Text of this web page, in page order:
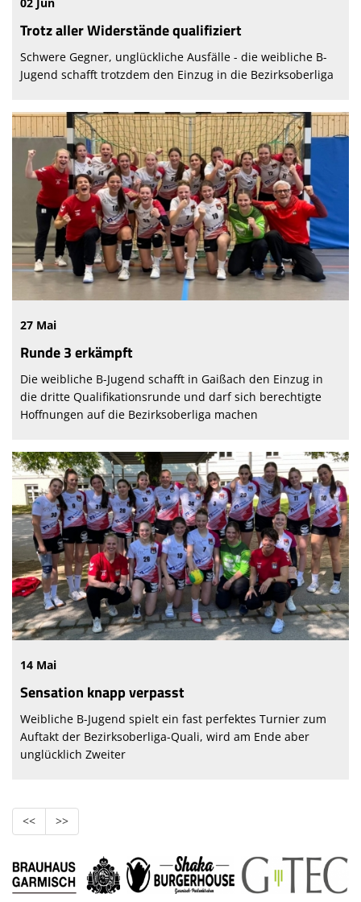
Trotz aller Widerstände qualifiziert
Schwere Gegner, unglückliche Ausfälle - die weibliche B-
Jugend schafft trotzdem den Einzug in die Bezirksoberliga
27 Mai
Runde 3 erkämpft
Die weibliche B-Jugend schafft in Gaißach den Einzug in
die dritte Qualifikationsrunde und darf sich berechtigte
Hoffnungen auf die Bezirksoberliga machen
14 Mai
Sensation knapp verpasst
Weibliche B-Jugend spielt ein fast perfektes Turnier zum
Auftakt der Bezirksoberliga-Quali, wird am Ende aber
unglücklich Zweiter
<< >>